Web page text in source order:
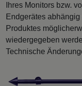
Ihres Monitors bzw.
Endgerätes
Produktes
wiedergegeben
Technische